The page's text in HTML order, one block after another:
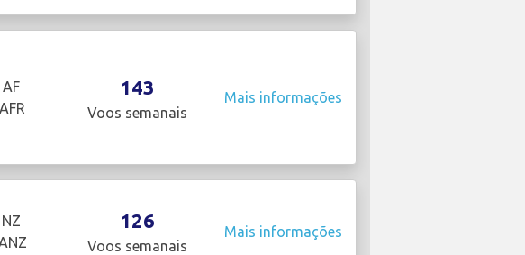
AF
143
Voos semanais
Mais informações
126
Voos semanais
Mais informações